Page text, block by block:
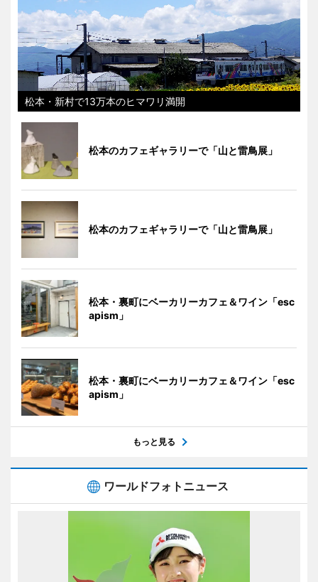
松本・新村で13万本のヒマワリ満開
松本のカフェギャラリーで「山と雷鳥展」
松本のカフェギャラリーで「山と雷鳥展」
松本・裏町にベーカリーカフェ＆ワイン「esc
apism」
松本・裏町にベーカリーカフェ＆ワイン「esc
apism」
もっと見る
ワールドフォトニュース